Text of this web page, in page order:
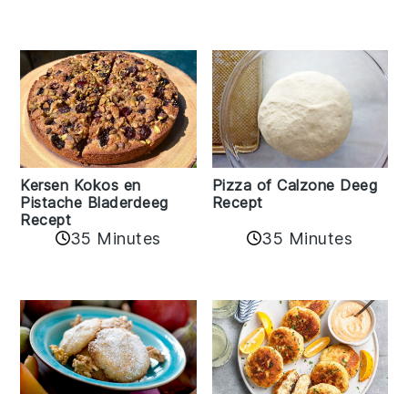
Kersen Kokos en
Pistache Bladerdeeg
Recept
35 Minutes
Pizza of Calzone Deeg
Recept
35 Minutes